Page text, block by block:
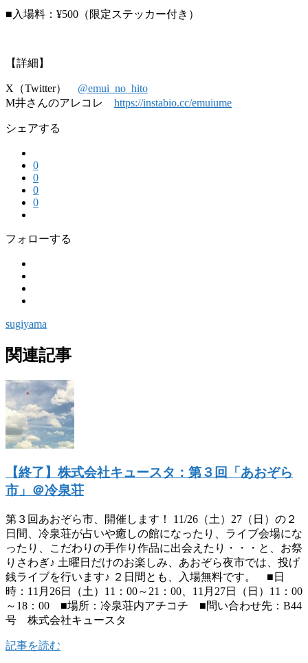
■入場料：¥500（限定ステッカー付き）
【詳細】
X（Twitter） @emui_no_hito
M井さんのアレコレ https://instabio.cc/emuiume
シェアする
0
0
0
0
フォローする
sugiyama
関連記事
【終了】株式会社キュースタ：第３回「あおぞら
市」＠冷泉荘
第３回あおぞら市、開催します！ 11/26（土）27（日）の２
日間、冷泉荘が占いや癒しの館になったり、ライブ会場にな
ったり、こだわりの手作り作品に出会えたり・・・と、お祭
りさわぎ♪ 土曜日だけのお楽しみ、あおぞら夜市では、投げ
銭ライブを行います♪ ２日間とも、入場無料です。 ■日
時：11月26日（土）11：00～21：00、11月27日（日）11：00
～18：00 ■場所：冷泉荘内アチコチ ■問い合わせ先：B44
号 株式会社キュースタ
記事を読む